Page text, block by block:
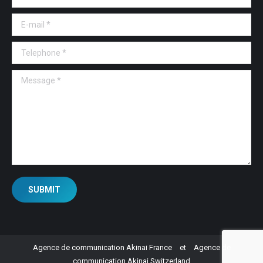
E-mail *
Telephone *
Message *
SUBMIT
Agence de communication Akinai France et Agence de
communication Akinai Switzerland